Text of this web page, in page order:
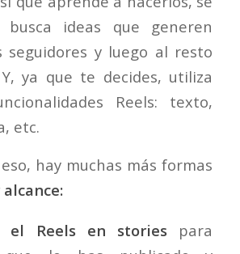
ideas que generen
seguidores y luego al resto
ya que te decides, utiliza
Reels: texto,
etc.
hay muchas más formas
el Reels en stories para